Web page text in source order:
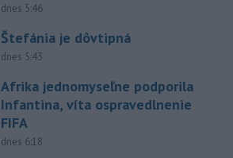
dnes 5:46
Štefánia je dôvtipná
dnes 5:43
Afrika jednomyseľne podporila
Infantina, víta ospravedlnenie
FIFA
dnes 6:18